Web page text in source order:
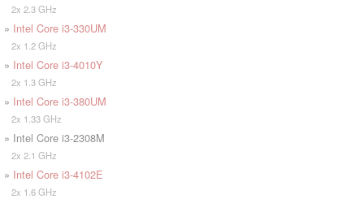
2x 2.3 GHz
» Intel Core i3-330UM
2x 1.2 GHz
» Intel Core i3-4010Y
2x 1.3 GHz
» Intel Core i3-380UM
2x 1.33 GHz
» Intel Core i3-2308M
2x 2.1 GHz
» Intel Core i3-4102E
2x 1.6 GHz